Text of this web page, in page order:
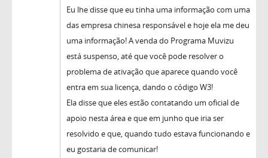
Eu lhe disse que eu tinha uma informação com uma
das empresa chinesa responsável e hoje ela me deu
uma informação! A venda do Programa Muvizu
está suspenso, até que você pode resolver o
problema de ativação que aparece quando você
entra em sua licença, dando o código W3!
Ela disse que eles estão contatando um oficial de
apoio nesta área e que em junho que iria ser
resolvido e que, quando tudo estava funcionando e
eu gostaria de comunicar!